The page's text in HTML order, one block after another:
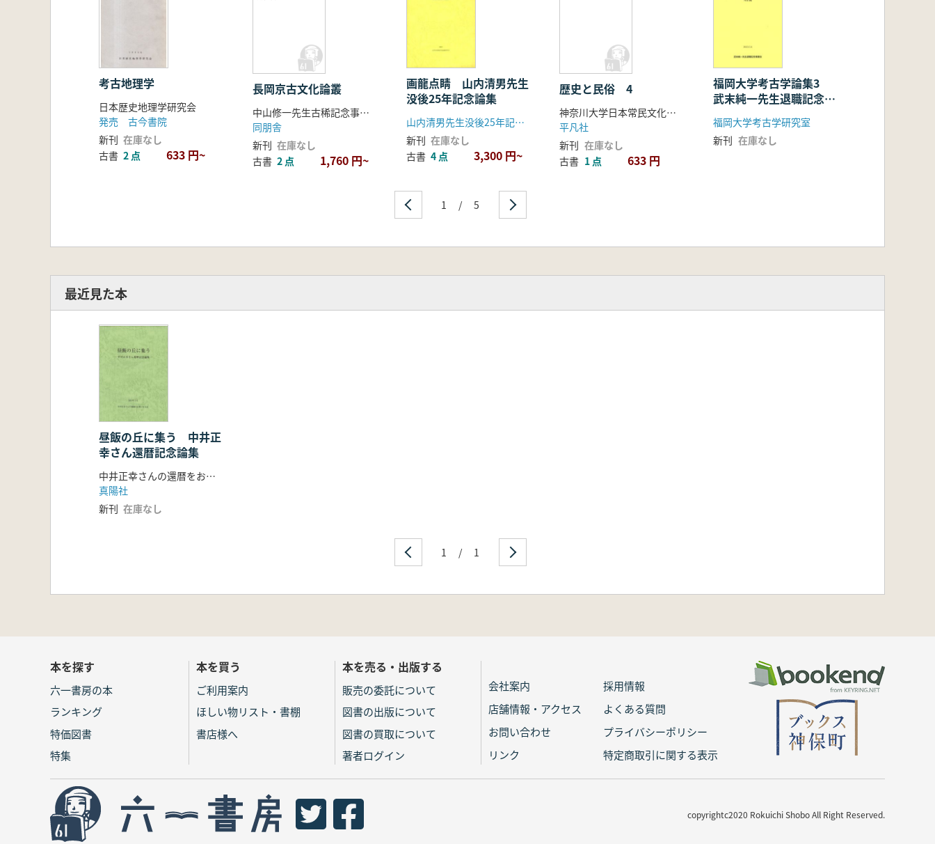
考古地理学
日本歴史地理学研究会
発売 古今書院
新刊 在庫なし
古書 2 点 633 円~
長岡京古文化論叢
中山修一先生古稀記念事業会 編
同朋舎
新刊 在庫なし
古書 2 点 1,760 円~
画龍点睛 山内清男先生
没後25年記念論集
山内清男先生没後25年記念論集刊行会
新刊 在庫なし
古書 4 点 3,300 円~
歴史と民俗 4
神奈川大学日本常民文化研究所編
平凡社
新刊 在庫なし
古書 1 点 633 円
福岡大学考古学論集3
武末純一先生退職記念
邦訳編
福岡大学考古学研究室
新刊 在庫なし
1 / 5
最近見た本
昼飯の丘に集う 中井正
幸さん還暦記念論集
中井正幸さんの還暦をお祝いする会 編
真陽社
新刊 在庫なし
1 / 1
本を探す
六一書房の本
ランキング
特価図書
特集
本を買う
ご利用案内
ほしい物リスト・書棚
書店様へ
本を売る・出版する
販売の委託について
図書の出版について
図書の買取について
著者ログイン
会社案内
採用情報
店舗情報・アクセス
よくある質問
お問い合わせ
プライバシーポリシー
リンク
特定商取引に関する表示
copyrightc2020 Rokuichi Shobo All Right Reserved.